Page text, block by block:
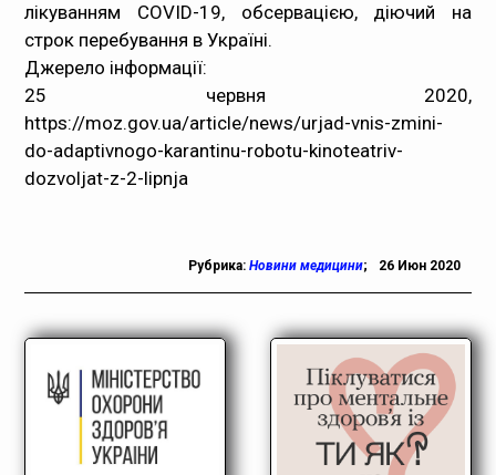
лікуванням COVID-19, обсервацією, діючий на
строк перебування в Україні.
Джерело інформації:
25 червня 2020,
https://moz.gov.ua/article/news/urjad-vnis-zmini-
do-adaptivnogo-karantinu-robotu-kinoteatriv-
dozvoljat-z-2-lipnja
Рубрика: Новини медицини; 26 Июн 2020